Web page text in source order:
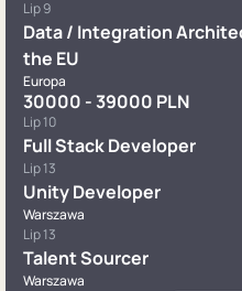
Lip 9
Data / Integration
the EU
Europa
30000 - 39000 PLN
Lip 10
Full Stack Developer
Lip 13
Unity Developer
Warszawa
Lip 13
Talent Sourcer
Warszawa